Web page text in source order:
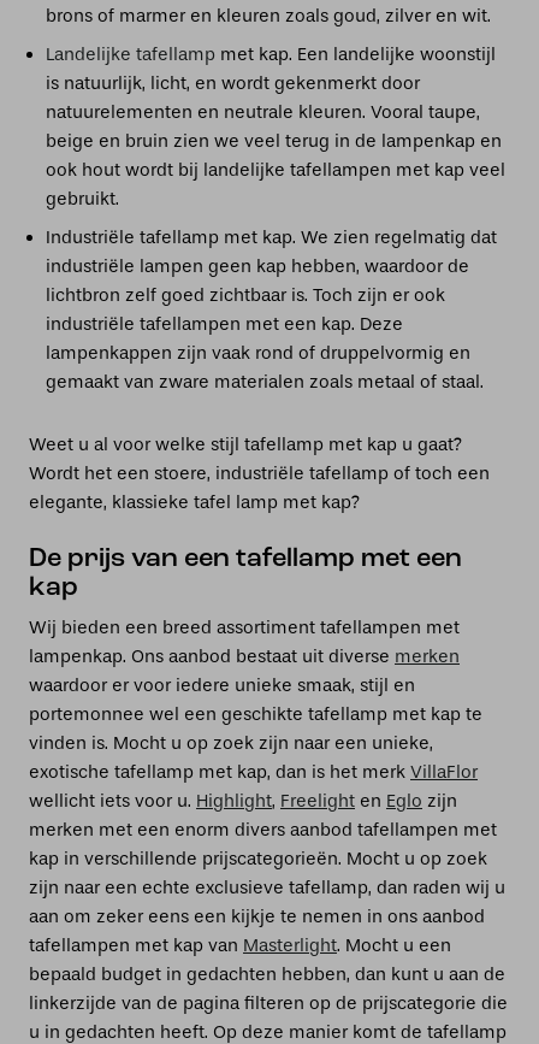
brons of marmer en kleuren zoals goud, zilver en wit.
Landelijke tafellamp met kap. Een landelijke woonstijl
is natuurlijk, licht, en wordt gekenmerkt door
natuurelementen en neutrale kleuren. Vooral taupe,
beige en bruin zien we veel terug in de lampenkap en
ook hout wordt bij landelijke tafellampen met kap veel
gebruikt.
Industriële tafellamp met kap. We zien regelmatig dat
industriële lampen geen kap hebben, waardoor de
lichtbron zelf goed zichtbaar is. Toch zijn er ook
industriële tafellampen met een kap. Deze
lampenkappen zijn vaak rond of druppelvormig en
gemaakt van zware materialen zoals metaal of staal.
Weet u al voor welke stijl tafellamp met kap u gaat?
Wordt het een stoere, industriële tafellamp of toch een
elegante, klassieke tafel lamp met kap?
De prijs van een tafellamp met een
kap
Wij bieden een breed assortiment tafellampen met
lampenkap. Ons aanbod bestaat uit diverse merken
waardoor er voor iedere unieke smaak, stijl en
portemonnee wel een geschikte tafellamp met kap te
vinden is. Mocht u op zoek zijn naar een unieke,
exotische tafellamp met kap, dan is het merk VillaFlor
wellicht iets voor u. Highlight, Freelight en Eglo zijn
merken met een enorm divers aanbod tafellampen met
kap in verschillende prijscategorieën. Mocht u op zoek
zijn naar een echte exclusieve tafellamp, dan raden wij u
aan om zeker eens een kijkje te nemen in ons aanbod
tafellampen met kap van Masterlight. Mocht u een
bepaald budget in gedachten hebben, dan kunt u aan de
linkerzijde van de pagina filteren op de prijscategorie die
u in gedachten heeft. Op deze manier komt de tafellamp